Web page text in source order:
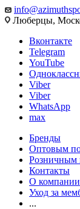
Люберцы,
Вконтакте
Telegram
YouTube
Viber
Viber
WhatsApp
max
Бренды
Оптовым
Розничным
Контакты
О компании
Уход за
...